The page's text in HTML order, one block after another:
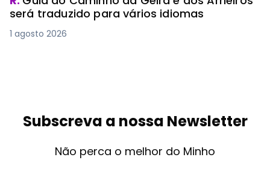
será traduzido para vários idiomas
1 agosto 2026
Subscreva a nossa Newsletter
Não perca o melhor do Minho